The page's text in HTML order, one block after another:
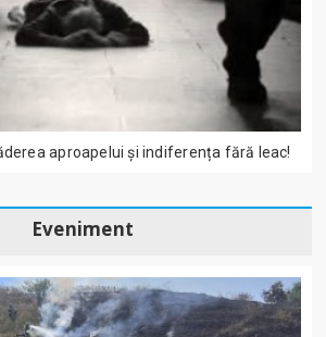
aproapelui și indiferența fără leac!
Eveniment